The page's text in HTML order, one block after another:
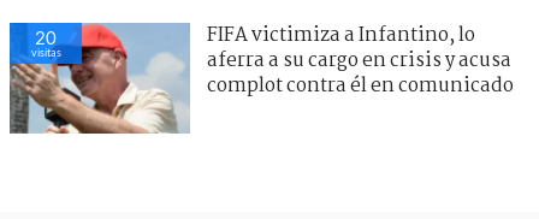
20
visitas
FIFA victimiza a Infantino, lo
aferra a su cargo en crisis y acusa
complot contra él en comunicado